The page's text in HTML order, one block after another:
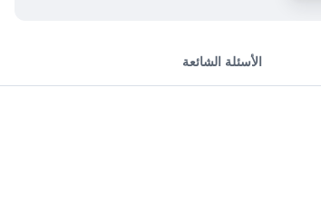
الأسئلة الشائعة